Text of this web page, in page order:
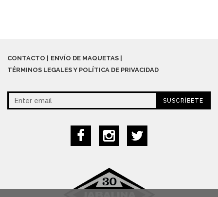
CONTACTO
ENVÍO DE MAQUETAS
TÉRMINOS LEGALES Y POLÍTICA DE PRIVACIDAD
SUSCRÍBETE